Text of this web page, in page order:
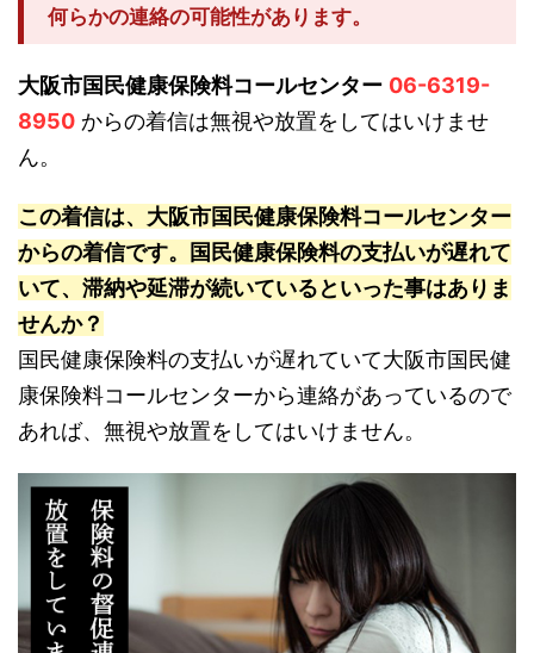
何らかの連絡の可能性があります。
大阪市国民健康保険料コールセンター 06-6319-
8950 からの着信は無視や放置をしてはいけませ
ん。
この着信は、大阪市国民健康保険料コールセンター
からの着信です。国民健康保険料の支払いが遅れて
いて、滞納や延滞が続いているといった事はありま
せんか？
国民健康保険料の支払いが遅れていて大阪市国民健
康保険料コールセンターから連絡があっているので
あれば、無視や放置をしてはいけません。